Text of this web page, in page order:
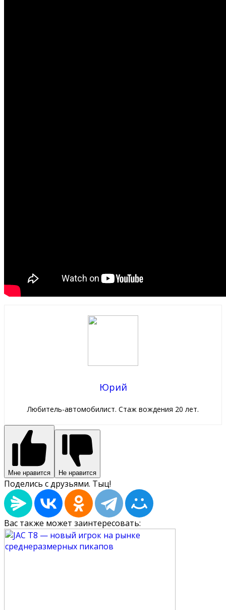
Юрий
Любитель-автомобилист. Стаж вождения 20 лет.
Мне нравится Не нравится
Поделись с друзьями. Тыц!
Вас также может заинтересовать: